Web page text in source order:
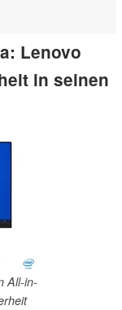
Lenovo
in seinen
All-in-